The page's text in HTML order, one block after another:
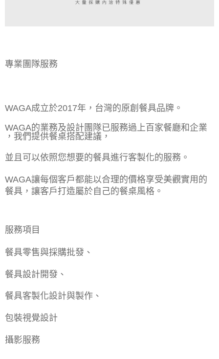
專業團隊服務
WAGA成立於2017年，台灣的原創餐具品牌。
WAGA的業務及設計團隊已服務過上百家餐廳和企業
，我們提供餐桌搭配建議，
並且可以依照您想要的餐具進行客製化的服務。
WAGA讓每個客戶都能以合理的價格享受美觀實用的
餐具，讓客戶打造屬於自己的餐桌風格。
服務項目
餐具零售與採購批發、
餐具設計開發、
餐具客製化設計與製作、
包裝視覺設計
攝影服務